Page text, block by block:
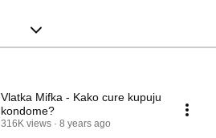
Vlatka Mifka - Kako cure kupuju
kondome?
316K views 8 years ago